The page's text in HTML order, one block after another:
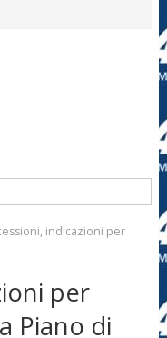
indicazioni per
per
Piano di